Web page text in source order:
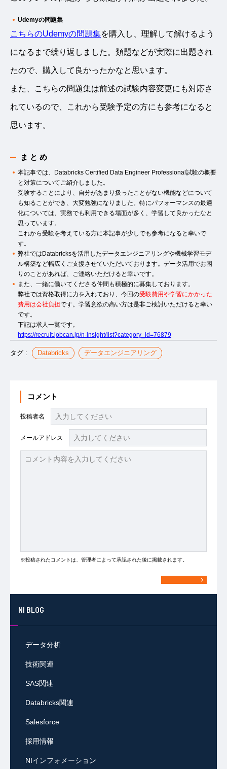
Udemyの問題集
こちらのUdemyの問題集を購入し、理解して解けるよう
になるまで繰り返しました。類題などが実際に出題され
たので、購入して良かったかなと思います。
また、こちらの問題集は前述の試験内容変更にも対応さ
れているので、これから受験予定の方にも参考になると
思います。
まとめ
本記事では、Databricks Certified Data Engineer Professional試験の概要
と対策についてご紹介しました。
受験することにより、自分があまり扱ったことがない機能などについて
も知ることができ、大変勉強になりました。特にパフォーマンスの最適
化については、実務でも利用できる場面が多く、学習して良かったなと
思っています。
これから受験を考えている方に本記事が少しでも参考になると幸いで
す。
弊社ではDatabricksを活用したデータエンジニアリングや機械学習モデ
ル構築など幅広くご支援させていただいております。データ活用でお困
りのことがあれば、ご連絡いただけると幸いです。
また、一緒に働いてくださる仲間も積極的に募集しております。
弊社では資格取得に力を入れており、今回の受験費用や学習にかかった
費用は会社負担です。学習意欲の高い方は是非ご検討いただけると幸い
です。
下記は求人一覧です。
https://recruit.jobcan.jp/n-insight/list?category_id=76879
タグ : Databricks データエンジニアリング
コメント
投稿者名
メールアドレス
※投稿されたコメントは、管理者によって承認された後に掲載されます。
NI BLOG
データ分析
技術関連
SAS関連
Databricks関連
Salesforce
採用情報
NIインフォメーション